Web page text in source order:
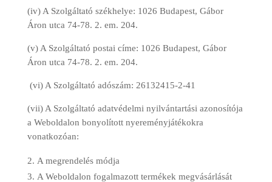
(iv) A Szolgáltató székhelye: 1026 Budapest, Gábor
Áron utca 74-78. 2. em. 204.
(v) A Szolgáltató postai címe: 1026 Budapest, Gábor
Áron utca 74-78. 2. em. 204.
(vi) A Szolgáltató adószám: 26132415-2-41
(vii) A Szolgáltató adatvédelmi nyilvántartási azonosítója
a Weboldalon bonyolított nyereményjátékokra
vonatkozóan:
A megrendelés módja
A Weboldalon fogalmazott termékek megvásárlását